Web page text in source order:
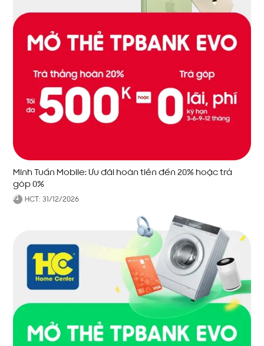
Minh Tuấn Mobile: Ưu đãi hoàn tiền đến 20% hoặc trả
góp 0%
HCT: 31/12/2026